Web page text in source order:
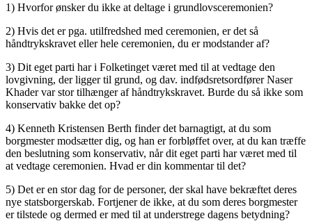
1) Hvorfor ønsker du ikke at deltage i grundlovsceremonien?
2) Hvis det er pga. utilfredshed med ceremonien, er det så
håndtrykskravet eller hele ceremonien, du er modstander af?
3) Dit eget parti har i Folketinget været med til at vedtage den
lovgivning, der ligger til grund, og dav. indfødsretsordfører Naser
Khader var stor tilhænger af håndtrykskravet. Burde du så ikke som
konservativ bakke det op?
4) Kenneth Kristensen Berth finder det barnagtigt, at du som
borgmester modsætter dig, og han er forbløffet over, at du kan træffe
den beslutning som konservativ, når dit eget parti har været med til
at vedtage ceremonien. Hvad er din kommentar til det?
5) Det er en stor dag for de personer, der skal have bekræftet deres
nye statsborgerskab. Fortjener de ikke, at du som deres borgmester
er tilstede og dermed er med til at understrege dagens betydning?